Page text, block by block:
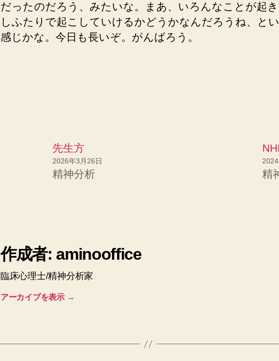
だったのだろう、みたいな。まあ、いろんなことが起
しふたりで起こしていけるかどうかなんだろうね、とい
感じかな。今日も長いぞ。がんばろう。
先生方
2026年3月26日
精神分析 精
作成者: aminooffice
臨床心理士/精神分析家
アーカイブを表示 →